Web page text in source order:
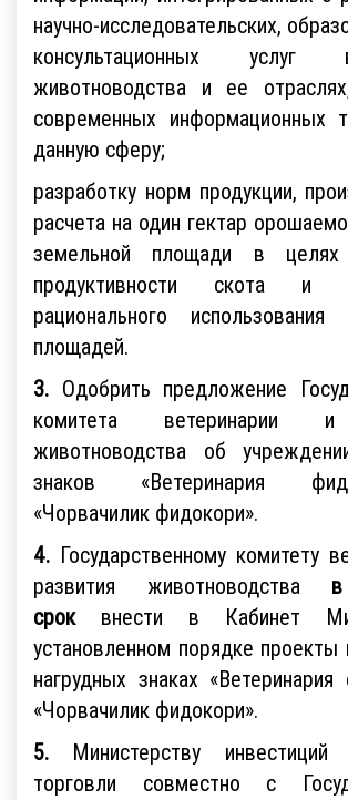
научно-исследовательских,
консультационных
животноводства и ее
современных информационных
данную сферу;
разработку норм продукции,
расчета на один гектар
земельной площади в целях
продуктивности скота и
рационального
площадей.
3. Одобрить предложение
комитета ветеринарии и
животноводства об
знаков «Ветеринария
«Чорвачилик фидокори».
4. Государственному комитету
развития животноводства
сроквнести в Кабинет
установленном порядке
нагрудных знаках
«Чорвачилик фидокори».
5. Министерству
торговли совместно с